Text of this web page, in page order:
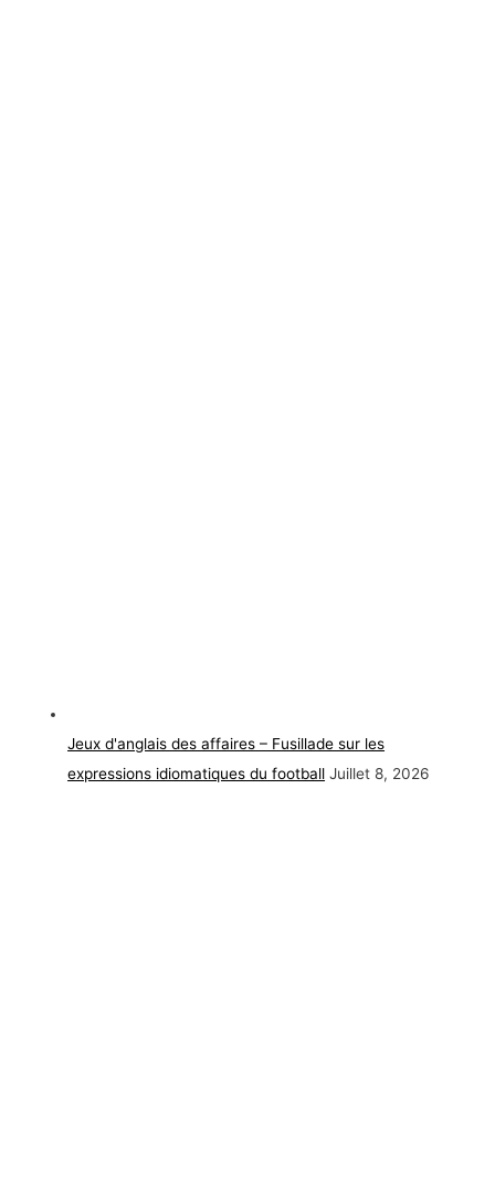
Jeux d'anglais des affaires – Fusillade sur les
expressions idiomatiques du football Juillet 8, 2026